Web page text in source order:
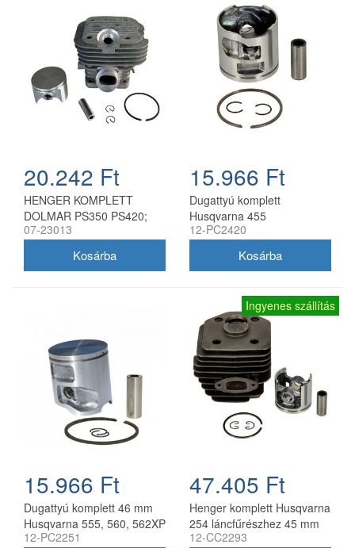
20.242 Ft
HENGER KOMPLETT
DOLMAR PS350 PS420;
MAKITA DCS4300
07-23013
15.966 Ft
Dugattyú komplett
Husqvarna 455
láncfűrészhez 47 mm
12-PC2420
15.966 Ft
Dugattyú komplett 46 mm
Husqvarna 555, 560, 562XP
utángyártott
12-PC2251
Ingyenes szállítás
47.405 Ft
Henger komplett Husqvarna
254 láncfűrészhez 45 mm
utángyártott
12-CC2293